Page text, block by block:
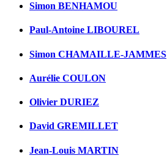
Simon BENHAMOU
Paul-Antoine LIBOUREL
Simon CHAMAILLE-JAMMES
Aurélie COULON
Olivier DURIEZ
David GREMILLET
Jean-Louis MARTIN